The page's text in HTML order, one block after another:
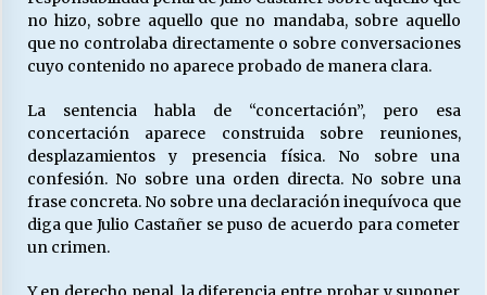
no hizo, sobre aquello que no mandaba, sobre aquello
que no controlaba directamente o sobre conversaciones
cuyo contenido no aparece probado de manera clara.
La sentencia habla de “concertación”, pero esa
concertación aparece construida sobre reuniones,
desplazamientos y presencia física. No sobre una
confesión. No sobre una orden directa. No sobre una
frase concreta. No sobre una declaración inequívoca que
diga que Julio Castañer se puso de acuerdo para cometer
un crimen.